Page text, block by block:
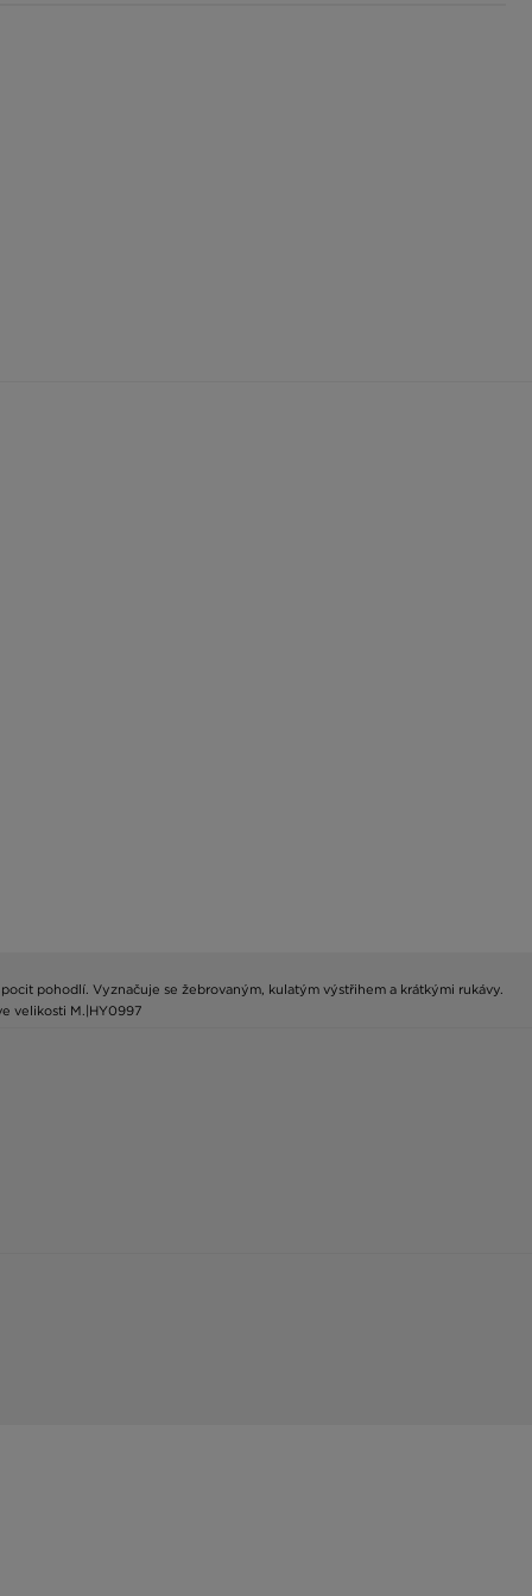
pohodlí. Vyznačuje se žebrovaným, kulatým výstřihem a krátkými rukávy.
velikosti M.|HY0997